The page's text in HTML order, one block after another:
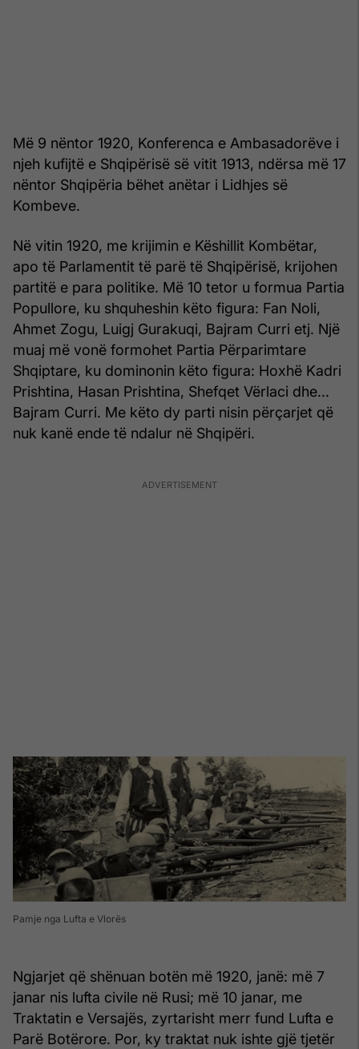
Më 9 nëntor 1920, Konferenca e Ambasadorëve i
njeh kufijtë e Shqipërisë së vitit 1913, ndërsa më 17
nëntor Shqipëria bëhet anëtar i Lidhjes së
Kombeve.
Në vitin 1920, me krijimin e Këshillit Kombëtar,
apo të Parlamentit të parë të Shqipërisë, krijohen
partitë e para politike. Më 10 tetor u formua Partia
Popullore, ku shquheshin këto figura: Fan Noli,
Ahmet Zogu, Luigj Gurakuqi, Bajram Curri etj. Një
muaj më vonë formohet Partia Përparimtare
Shqiptare, ku dominonin këto figura: Hoxhë Kadri
Prishtina, Hasan Prishtina, Shefqet Vërlaci dhe...
Bajram Curri. Me këto dy parti nisin përçarjet që
nuk kanë ende të ndalur në Shqipëri.
Pamje nga Lufta e Vlorës
Ngjarjet që shënuan botën më 1920, janë: më 7
janar nis lufta civile në Rusi; më 10 janar, me
Traktatin e Versajës, zyrtarisht merr fund Lufta e
Parë Botërore. Por, ky traktat nuk ishte gjë tjetër